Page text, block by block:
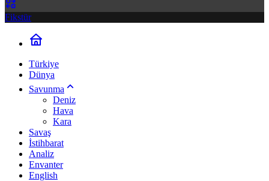
Fikstür
Türkiye
Dünya
Savunma
Deniz
Hava
Kara
Savaş
İstihbarat
Analiz
Envanter
English